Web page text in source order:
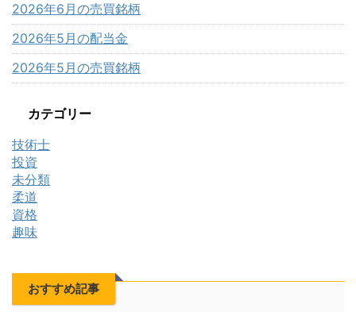
2026年6月の売買銘柄
2026年5月の配当金
2026年5月の売買銘柄
カテゴリー
技術士
投資
未分類
柔道
資格
趣味
おすすめ記事